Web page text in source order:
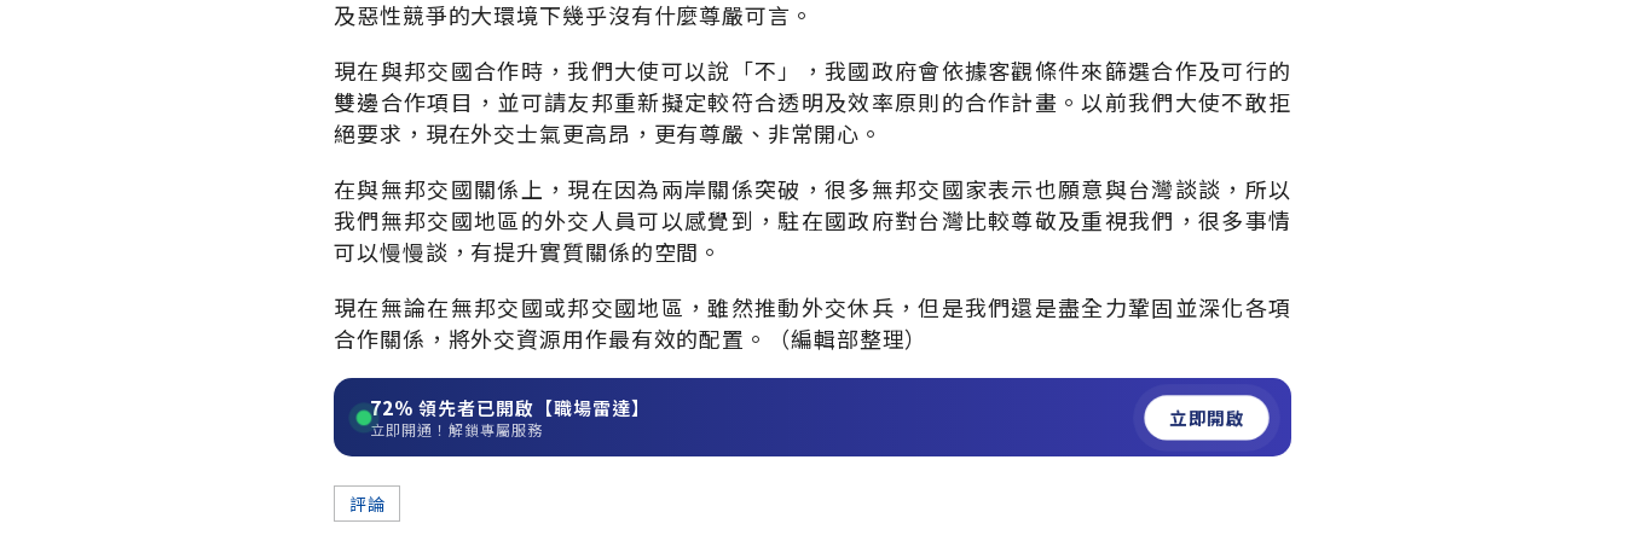
及惡性競爭的大環境下幾乎沒有什麼尊嚴可言。
現在與邦交國合作時，我們大使可以說「不」，我國政府會依據客觀條件來篩選合作及可行的
雙邊合作項目，並可請友邦重新擬定較符合透明及效率原則的合作計畫。以前我們大使不敢拒
絕要求，現在外交士氣更高昂，更有尊嚴、非常開心。
在與無邦交國關係上，現在因為兩岸關係突破，很多無邦交國家表示也願意與台灣談談，所以
我們無邦交國地區的外交人員可以感覺到，駐在國政府對台灣比較尊敬及重視我們，很多事情
可以慢慢談，有提升實質關係的空間。
現在無論在無邦交國或邦交國地區，雖然推動外交休兵，但是我們還是盡全力鞏固並深化各項
合作關係，將外交資源用作最有效的配置。（編輯部整理）
72% 領先者已開啟【職場雷達】
立即開通！解鎖專屬服務 立即開啟
評論